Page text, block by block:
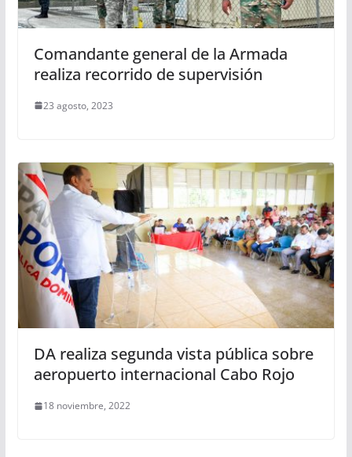
Comandante general de la Armada
realiza recorrido de supervisión
23 agosto, 2023
DA realiza segunda vista pública sobre
aeropuerto internacional Cabo Rojo
18 noviembre, 2022